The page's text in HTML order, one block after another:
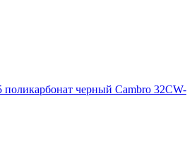
поликарбонат черный Cambro 32CW-